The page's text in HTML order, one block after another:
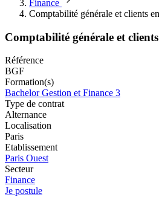
Finance
Comptabilité générale et clients
Comptabilité générale et
Référence
BGF
Formation(s)
Bachelor Gestion et Finance 3
Type de contrat
Alternance
Localisation
Paris
Etablissement
Paris Ouest
Secteur
Finance
Je postule